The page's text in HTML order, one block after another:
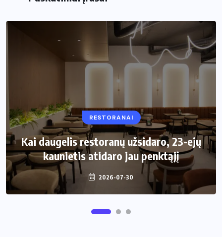
RESTORANAI
Kai daugelis restoranų užsidaro, 23-ejų
kaunietis atidaro jau penktąjį
2026-07-30
VIRTUVĖ
Kaip pasirinkti šiukšliadėžę mažai
virtuvei?
2026-06-25